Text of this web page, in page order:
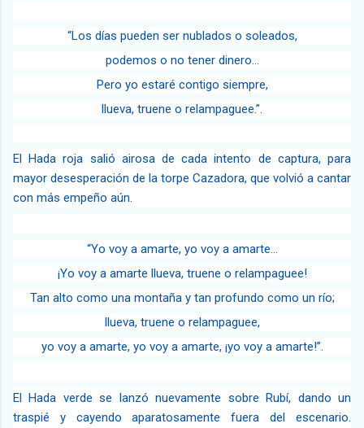
“Los días pueden ser nublados o soleados,
podemos o no tener dinero…
Pero yo estaré contigo siempre,
llueva, truene o relampaguee.”.
El Hada roja salió airosa de cada intento de captura, para
mayor desesperación de la torpe Cazadora, que volvió a cantar
con más empeño aún.
“Yo voy a amarte, yo voy a amarte…
¡Yo voy a amarte llueva, truene o relampaguee!
Tan alto como una montaña y tan profundo como un río;
llueva, truene o relampaguee,
yo voy a amarte, yo voy a amarte, ¡yo voy a amarte!”.
El Hada verde se lanzó nuevamente sobre Rubí, dando un
traspié y cayendo aparatosamente fuera del escenario.